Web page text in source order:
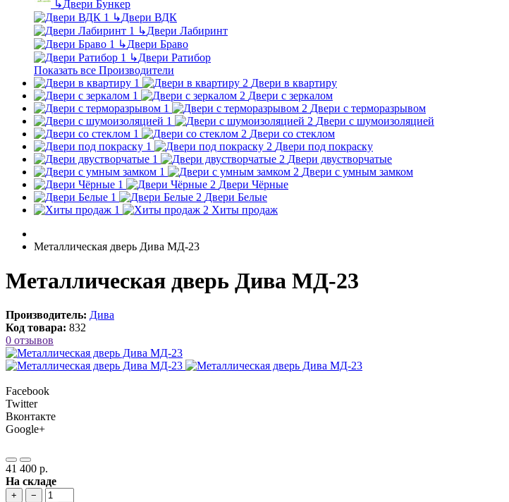
↳Двери Бункер
↳Двери ВДК
↳Двери Лабиринт
↳Двери Браво
↳Двери Ратибор
Показать все Производители
Двери в квартиру
Двери с зеркалом
Двери с терморазрывом
Двери с шумоизоляцией
Двери со стеклом
Двери под покраску
Двери двустворчатые
Двери с умным замком
Двери Чёрные
Двери Белые
Хиты продаж
Металлическая дверь Дива МД-23
Металлическая дверь Дива МД-23
Производитель: Дива
Код товара: 832
0 отзывов
Facebook
Twitter
Вконтакте
Google+
41 400 р.
На складе
+
−